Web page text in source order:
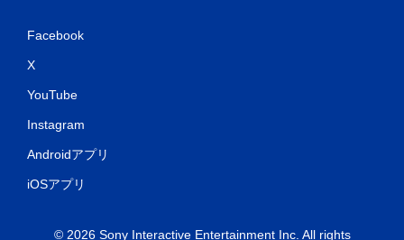
Facebook
X
YouTube
Instagram
Androidアプリ
iOSアプリ
© 2026 Sony Interactive Entertainment Inc. All rights